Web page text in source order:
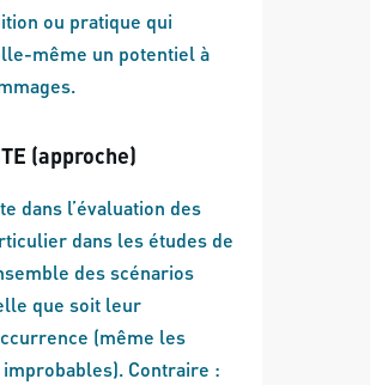
ou pratique qui
même un potentiel à
(approche)
dans l’évaluation des
dans les études de
des scénarios
que soit leur
(même les
Contraire :